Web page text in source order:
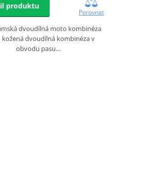
produktu
Porovnat
dvoudílná moto kombinéza
kožená dvoudílná kombinéza v
obvodu pasu…